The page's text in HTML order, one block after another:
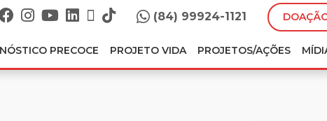
(84) 99924-1121
PRECOCE PROJETO VIDA PROJETOS/AÇÕES